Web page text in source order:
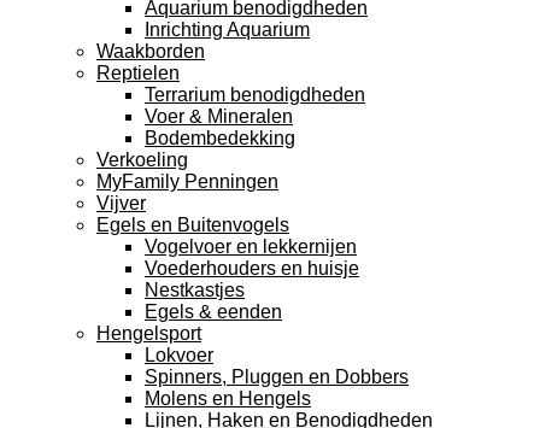
Aquarium benodigdheden
Inrichting Aquarium
Waakborden
Reptielen
Terrarium benodigdheden
Voer & Mineralen
Bodembedekking
Verkoeling
MyFamily Penningen
Vijver
Egels en Buitenvogels
Vogelvoer en lekkernijen
Voederhouders en huisje
Nestkastjes
Egels & eenden
Hengelsport
Lokvoer
Spinners, Pluggen en Dobbers
Molens en Hengels
Lijnen, Haken en Benodigdheden